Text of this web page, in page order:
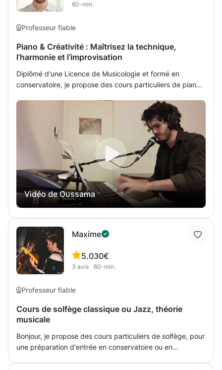
60-min.
Professeur fiable
Piano & Créativité : Maîtrisez la technique,
l’harmonie et l’improvisation
Diplômé d'une Licence de Musicologie et formé en
conservatoire, je propose des cours particuliers de piano
élèves de niveau débutant à intermédiaire et s'articule
autour des axes suivants : • Apprentissage technique :
exercices de déliation des doigts et travail sur
l'indépendance des mains. • Théorie et lecture :
déchiffrage mélodique et rythmique, ainsi que des notions
de solfège indispensables à la progression. • Répertoire :
étude de morceaux classiques (études, sonatas) adaptés
à votre niveau. • Créativité : initiation à l'improvisation
pour développer votre propre sensibilité musicale.
Vidéo de Oussama
Maxime
5.0
3 avis
30€
60-min.
Professeur fiable
Cours de solfège classique ou Jazz, théorie
musicale
Bonjour, je propose des cours particuliers de solfège, pour
une préparation d'entrée en conservatoire ou en